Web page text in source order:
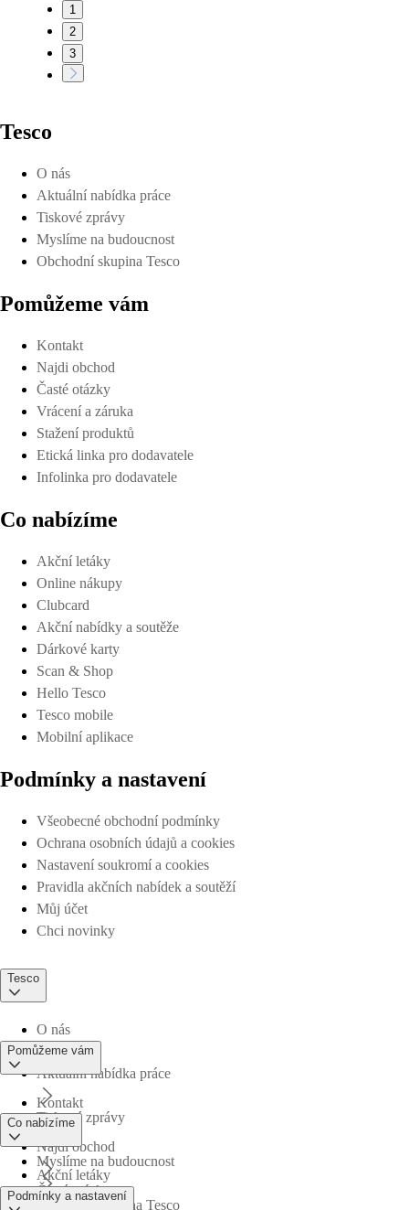
1
2
3
Tesco
O nás
Aktuální nabídka práce
Tiskové zprávy
Myslíme na budoucnost
Obchodní skupina Tesco
Pomůžeme vám
Kontakt
Najdi obchod
Časté otázky
Vrácení a záruka
Stažení produktů
Etická linka pro dodavatele
Infolinka pro dodavatele
Co nabízíme
Akční letáky
Online nákupy
Clubcard
Akční nabídky a soutěže
Dárkové karty
Scan & Shop
Hello Tesco
Tesco mobile
Mobilní aplikace
Podmínky a nastavení
Všeobecné obchodní podmínky
Ochrana osobních údajů a cookies
Nastavení soukromí a cookies
Pravidla akčních nabídek a soutěží
Můj účet
Chci novinky
Tesco
O nás
Aktuální nabídka práce
Tiskové zprávy
Myslíme na budoucnost
Obchodní skupina Tesco
Pomůžeme vám
Kontakt
Najdi obchod
Časté otázky
Co nabízíme
Akční letáky
Podmínky a nastavení